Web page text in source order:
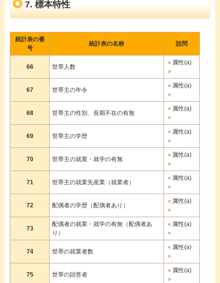
7. 標本特性
統計表の番
号
統計表の名称 設問
66 世帯人数
＜属性(a)
＞
67 世帯主の年令
＜属性(a)
＞
68 世帯主の性別、長期不在の有無
＜属性(a)
＞
69 世帯主の学歴
＜属性(a)
＞
70 世帯主の就業・就学の有無
＜属性(a)
＞
71 世帯主の就業先産業（就業者）
＜属性(a)
＞
72 配偶者の学歴（配偶者あり）
＜属性(a)
＞
73
配偶者の就業・就学の有無（配偶者あ
り）
＜属性(a)
＞
74 世帯の就業者数
＜属性(a)
＞
75 世帯の回答者
＜属性(a)
＞